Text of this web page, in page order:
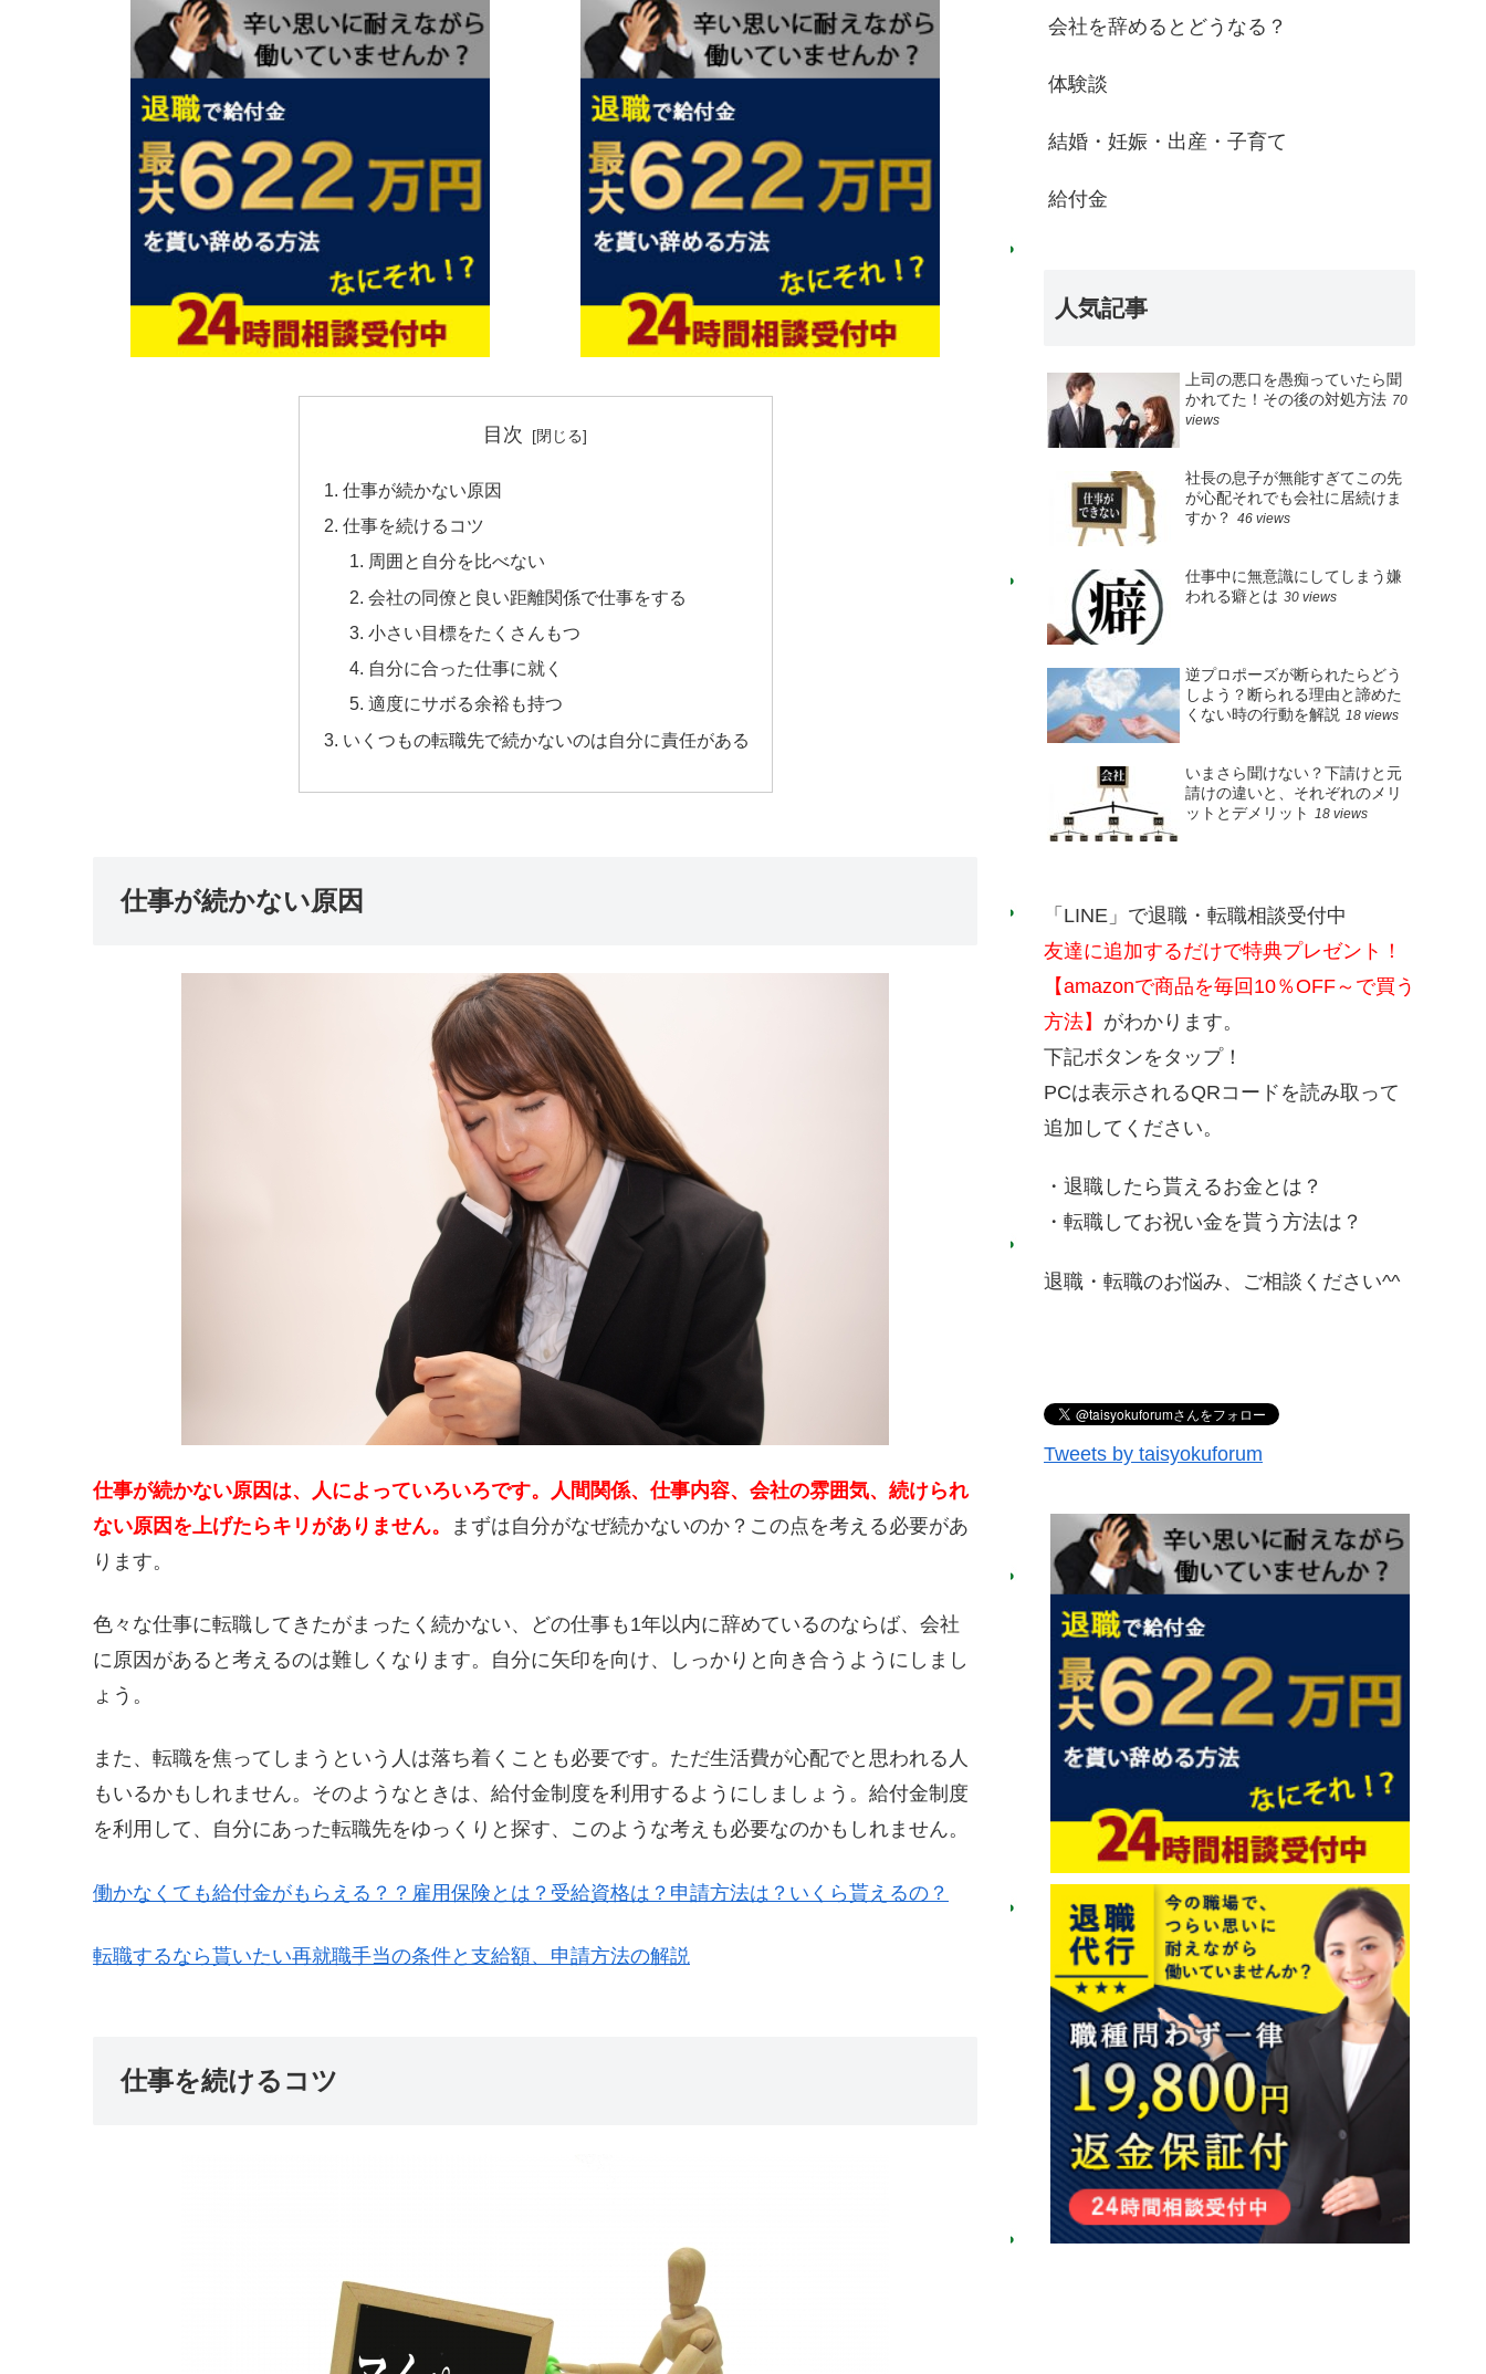
目次
仕事が続かない原因
仕事を続けるコツ
周囲と自分を比べない
会社の同僚と良い距離関係で仕事をする
小さい目標をたくさんもつ
自分に合った仕事に就く
適度にサボる余裕も持つ
いくつもの転職先で続かないのは自分に責任がある
仕事が続かない原因
仕事が続かない原因は、人によっていろいろです。人間関係、仕事内容、会社の雰囲気、続けられ
ない原因を上げたらキリがありません。
まずは自分がなぜ続かないのか？この点を考える必要があ
ります。
色々な仕事に転職してきたがまったく続かない、どの仕事も1年以内に辞めているのならば、会社
に原因があると考えるのは難しくなります。自分に矢印を向け、しっかりと向き合うようにしまし
ょう。
また、転職を焦ってしまうという人は落ち着くことも必要です。ただ生活費が心配でと思われる人
もいるかもしれません。そのようなときは、給付金制度を利用するようにしましょう。給付金制度
を利用して、自分にあった転職先をゆっくりと探す、このような考えも必要なのかもしれません。
働かなくても給付金がもらえる？？雇用保険とは？受給資格は？申請方法は？いくら貰えるの？
転職するなら貰いたい再就職手当の条件と支給額、申請方法の解説
仕事を続けるコツ
会社を辞めるとどうなる？
体験談
結婚・妊娠・出産・子育て
給付金
人気記事
上司の悪口を愚痴っていたら聞
かれてた！その後の対処方法 70
views
社長の息子が無能すぎてこの先
が心配それでも会社に居続けま
すか？
46 views
仕事中に無意識にしてしまう嫌
われる癖とは 30 views
逆プロポーズが断られたらどう
しよう？断られる理由と諦めた
くない時の行動を解説
18 views
いまさら聞けない？下請けと元
請けの違いと、それぞれのメリ
ットとデメリット
18 views
「LINE」で退職・転職相談受付中
友達に追加するだけで特典プレゼント！
【amazonで商品を毎回10％OFF～で買う
方法】 がわかります。
下記ボタンをタップ！
PCは表示されるQRコードを読み取って
追加してください。
・退職したら貰えるお金とは？
・転職してお祝い金を貰う方法は？
退職・転職のお悩み、ご相談ください^^
Tweets by taisyokuforum